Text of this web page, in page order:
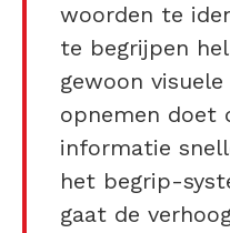
woorden te
te begrijpen
gewoon
opnemen doet
informatie
het begrip-
gaat de